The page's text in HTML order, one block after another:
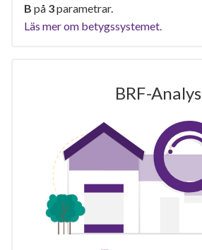
B på 3parametrar.
Läs mer om betygssystemet.
BRF-Analys